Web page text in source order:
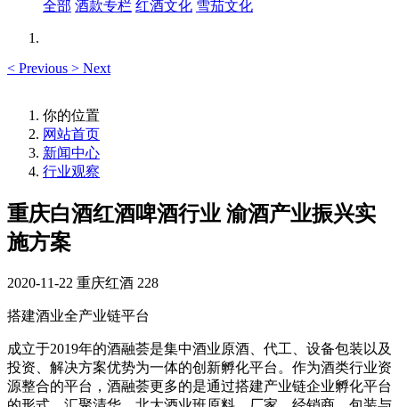
全部 酒款专栏 红酒文化 雪茄文化
< Previous > Next
你的位置
网站首页
新闻中心
行业观察
重庆白酒红酒啤酒行业 渝酒产业振兴实
施方案
2020-11-22 重庆红酒 228
搭建酒业全产业链平台
成立于2019年的酒融荟是集中酒业原酒、代工、设备包装以及
投资、解决方案优势为一体的创新孵化平台。作为酒类行业资
源整合的平台，酒融荟更多的是通过搭建产业链企业孵化平台